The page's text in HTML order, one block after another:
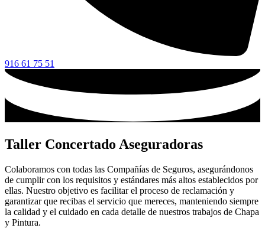
916 61 75 51
Taller Concertado Aseguradoras
Colaboramos con todas las Compañías de Seguros, asegurándonos
de cumplir con los requisitos y estándares más altos establecidos por
ellas. Nuestro objetivo es facilitar el proceso de reclamación y
garantizar que recibas el servicio que mereces, manteniendo siempre
la calidad y el cuidado en cada detalle de nuestros trabajos de Chapa
y Pintura.